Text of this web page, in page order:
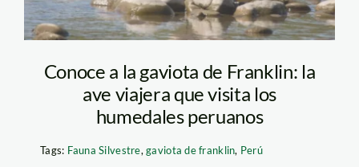
Conoce a la gaviota de Franklin: la
ave viajera que visita los
humedales peruanos
Tags: Fauna Silvestre,gaviota de franklin, Perú